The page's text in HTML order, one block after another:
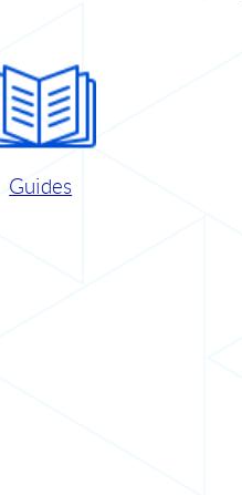
Guides